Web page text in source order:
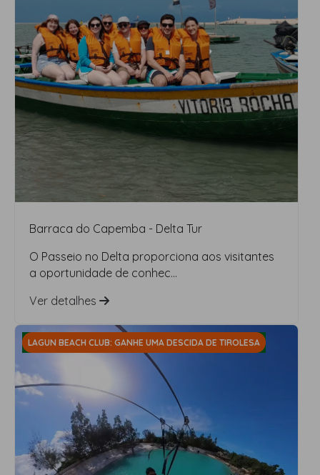
Barraca do Capemba - Delta Tur
O Passeio no Delta proporciona aos visitantes
a oportunidade de conhec...
Ver detalhes
LAGUN BEACH CLUB: GANHE UMA DESCIDA DE TIROLESA